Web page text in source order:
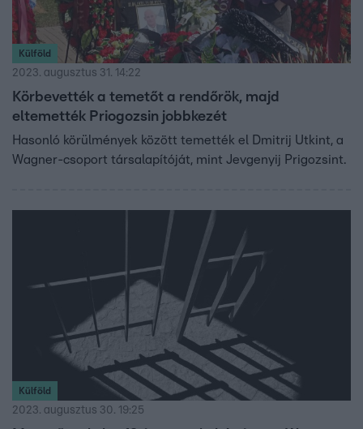
Külföld
2023. augusztus 31. 14:22
Körbevették a temetőt a rendőrök, majd
eltemették Priogozsin jobbkezét
Hasonló körülmények között temették el Dmitrij Utkint, a
Wagner-csoport társalapítóját, mint Jevgenyij Prigozsint.
Külföld
2023. augusztus 30. 19:25